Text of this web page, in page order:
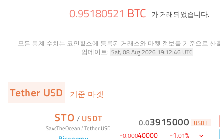
0.95180521 BTC 가 거래되었습니다.
모든 통계 수치는 코인힐스에 등록된 거래소와 마켓 정보를 기준으로 산
업데이트: Sat, 08 Aug 2026 19:12:46 UTC
Tether USD 기준 마켓
STO / USDT
SaveTheOcean/Tether USD 0.03915000 USDT
-0.00040000 -1.01%